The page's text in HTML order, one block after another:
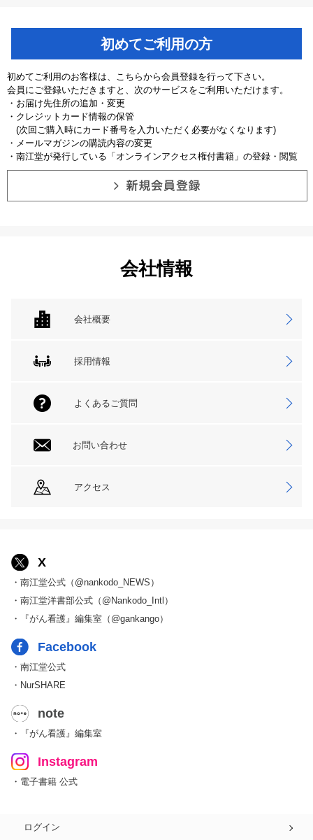
初めてご利用の方
初めてご利用のお客様は、こちらから会員登録を行って下さい。
会員にご登録いただきますと、次のサービスをご利用いただけます。
・お届け先住所の追加・変更
・クレジットカード情報の保管
(次回ご購入時にカード番号を入力いただく必要がなくなります)
・メールマガジンの購読内容の変更
・南江堂が発行している「オンラインアクセス権付書籍」の登録・閲覧
会社情報
会社概要
採用情報
よくあるご質問
お問い合わせ
アクセス
X
・南江堂公式（@nankodo_NEWS）
・南江堂洋書部公式（@Nankodo_Intl）
・『がん看護』編集室（@gankango）
Facebook
・南江堂公式
・NurSHARE
note
・『がん看護』編集室
Instagram
・電子書籍 公式
ログイン